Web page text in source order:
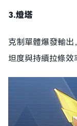
3.燈塔
克制單體爆發輸
坦度與持續拉條效